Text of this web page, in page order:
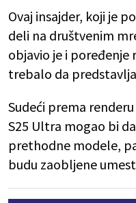
Ovaj insajder, koji je
deli na društvenim
objavio je i poređenje
trebalo da
Sudeći prema
S25 Ultra mogao bi
prethodne modele,
budu zaobljene